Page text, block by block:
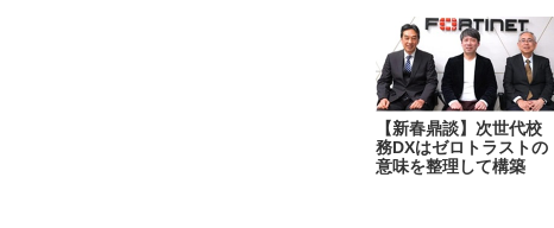
【新春鼎談】次世代校
務DXはゼロトラストの
意味を整理して構築